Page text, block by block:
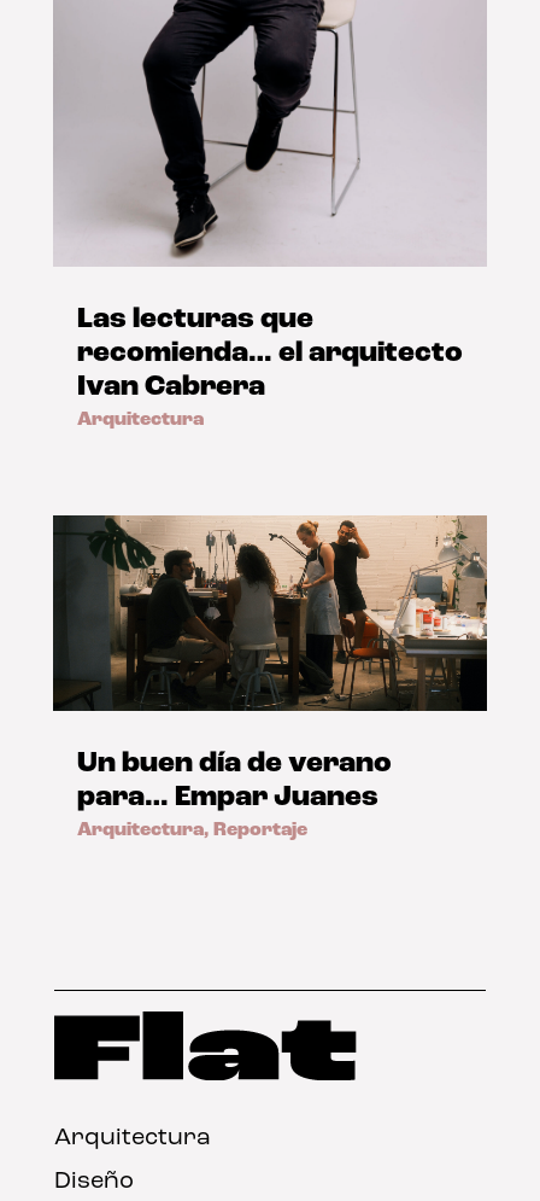
Las lecturas que
recomienda… el arquitecto
Ivan Cabrera
Arquitectura
Un buen día de verano
para… Empar Juanes
Arquitectura, Reportaje
Arquitectura
Diseño